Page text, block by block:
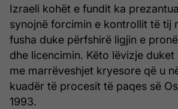
Izraeli kohët e fundit ka
synojnë forcimin e kontrollit të tij
fusha duke përfshirë ligjin e
dhe licencimin. Këto lëvizje duket
me marrëveshjet kryesore që u
kuadër të procesit të paqes së
1993.